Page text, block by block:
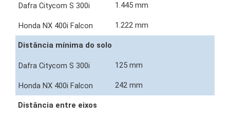
1.445 mm
1.222 mm
Distância mínima do solo
125 mm
242 mm
Distância entre eixos